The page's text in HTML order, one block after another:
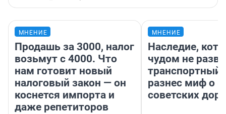
МНЕНИЕ
Продашь за 3000, налог
возьмут с 4000. Что
нам готовит новый
налоговый закон — он
коснется импорта и
даже репетиторов
МНЕНИЕ
Наследие,
чудом не
транспортный
разнес миф о
советских